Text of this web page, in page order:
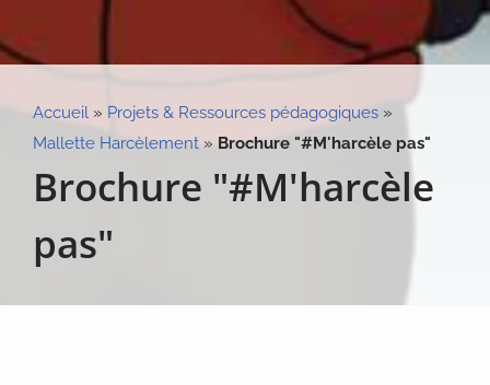
Accueil » Projets & Ressources pédagogiques »
Mallette Harcèlement » Brochure "#M'harcèle pas"
Brochure "#M'harcèle
pas"